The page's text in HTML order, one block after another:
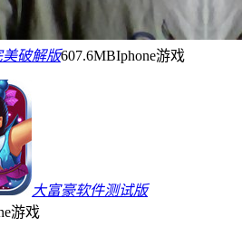
美破解版607.6MBIphone游戏
大富豪软件测试版
游戏